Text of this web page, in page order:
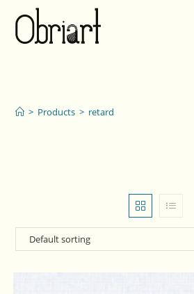
> Products > retard